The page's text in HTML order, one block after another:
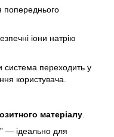
попереднього
іони натрію
система переходить у
користувача.
матеріалу
— ідеально для